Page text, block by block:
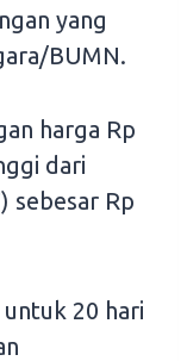
yang
BUMN.
harga Rp
dari
sebesar Rp
20 hari